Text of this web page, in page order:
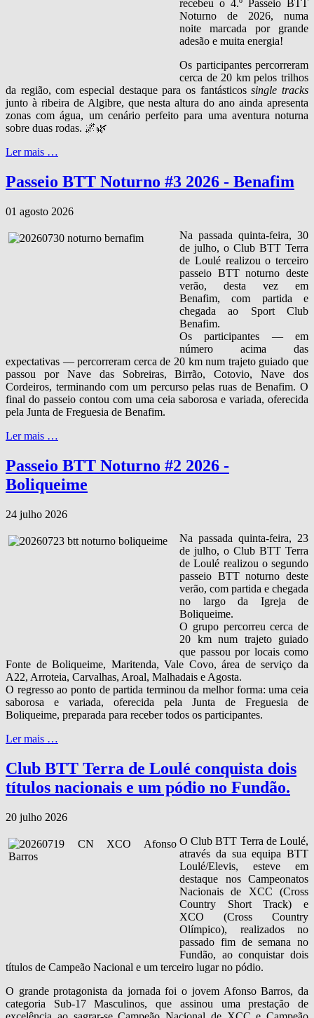
recebeu o 4.º Passeio BTT
Noturno de 2026, numa
noite marcada por grande
adesão e muita energia!
Os participantes percorreram
cerca de 20 km pelos trilhos
da região, com especial destaque para os fantásticossingle tracks
junto à ribeira de Algibre, que nesta altura do ano ainda apresenta
zonas com água, um cenário perfeito para uma aventura noturna
sobre duas rodas. 🌌🌿
Ler mais …
Passeio BTT Noturno #3 2026 - Benafim
01 agosto 2026
Na passada quinta‑feira, 30
de julho, o Club BTT Terra
de Loulé realizou o terceiro
passeio BTT noturno deste
verão, desta vez em
Benafim, com partida e
chegada ao Sport Club
Benafim.
Os participantes — em
número acima das
expectativas — percorreram cerca de 20 km num trajeto guiado que
passou por Nave das Sobreiras, Birrão, Cotovio, Nave dos
Cordeiros, terminando com um percurso pelas ruas de Benafim. O
final do passeio contou com uma ceia saborosa e variada, oferecida
pela Junta de Freguesia de Benafim.
Ler mais …
Passeio BTT Noturno #2 2026 -
Boliqueime
24 julho 2026
Na passada quinta‑feira, 23
de julho, o Club BTT Terra
de Loulé realizou o segundo
passeio BTT noturno deste
verão, com partida e chegada
no largo da Igreja de
Boliqueime.
O grupo percorreu cerca de
20 km num trajeto guiado
que passou por locais como
Fonte de Boliqueime, Maritenda, Vale Covo, área de serviço da
A22, Arroteia, Carvalhas, Aroal, Malhadais e Agosta.
O regresso ao ponto de partida terminou da melhor forma: uma ceia
saborosa e variada, oferecida pela Junta de Freguesia de
Boliqueime, preparada para receber todos os participantes.
Ler mais …
Club BTT Terra de Loulé conquista dois
títulos nacionais e um pódio no Fundão.
20 julho 2026
O Club BTT Terra de Loulé,
através da sua equipa BTT
Loulé/Elevis, esteve em
destaque nos Campeonatos
Nacionais de XCC (Cross
Country Short Track) e
XCO (Cross Country
Olímpico), realizados no
passado fim de semana no
Fundão, ao conquistar dois
títulos de Campeão Nacional e um terceiro lugar no pódio.
O grande protagonista da jornada foi o jovem Afonso Barros, da
categoria Sub‑17 Masculinos, que assinou uma prestação de